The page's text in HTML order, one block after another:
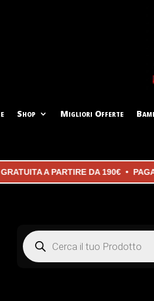
Shop Migliori Offerte
A PARTIRE DA 190€ • PAGA
Products
search